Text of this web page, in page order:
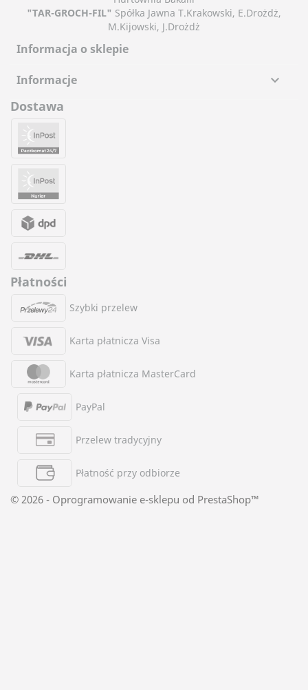
"TAR-GROCH-FIL" Spółka Jawna T.Krakowski, E.Drożdż,
M.Kijowski, J.Drożdż
Informacja o sklepie
Informacje

Dostawa
Płatności
Szybki przelew
Karta płatnicza Visa
Karta płatnicza MasterCard
PayPal
Przelew tradycyjny
Płatność przy odbiorze
© 2026 - Oprogramowanie e-sklepu od PrestaShop™